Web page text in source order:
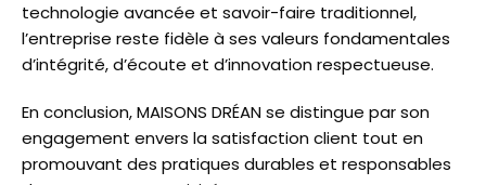
technologie avancée et savoir-faire traditionnel,
l’entreprise reste fidèle à ses valeurs fondamentales
d’intégrité, d’écoute et d’innovation respectueuse.
En conclusion, MAISONS DRÉAN se distingue par son
engagement envers la satisfaction client tout en
promouvant des pratiques durables et responsables